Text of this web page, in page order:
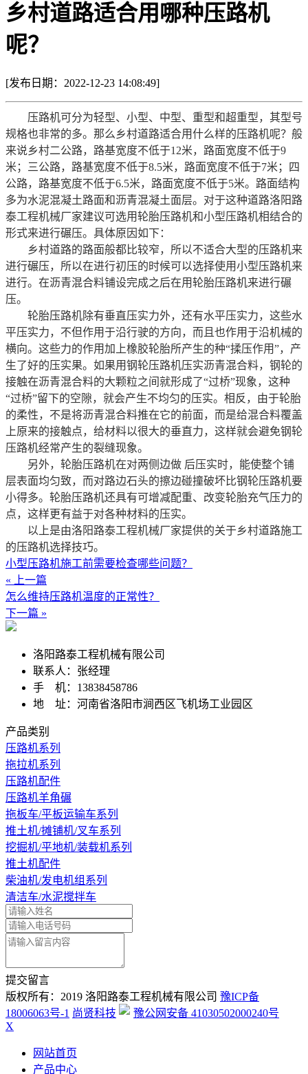
乡村道路适合用哪种压路机
呢？
[发布日期：2022-12-23 14:08:49]
压路机可分为轻型、小型、中型、重型和超重型，其型号
规格也非常的多。那么乡村道路适合用什么样的压路机呢？般
来说乡村二公路，路基宽度不低于12米，路面宽度不低于9
米；三公路，路基宽度不低于8.5米，路面宽度不低于7米；四
公路，路基宽度不低于6.5米，路面宽度不低于5米。路面结构
多为水泥混凝土路面和沥青混凝土面层。对于这种道路洛阳路
泰工程机械厂家建议可选用轮胎压路机和小型压路机相结合的
形式来进行碾压。具体原因如下：
乡村道路的路面般都比较窄，所以不适合大型的压路机来
进行碾压，所以在进行初压的时候可以选择使用小型压路机来
进行。在沥青混合料铺设完成之后在用轮胎压路机来进行碾
压。
轮胎压路机除有垂直压实力外，还有水平压实力，这些水
平压实力，不但作用于沿行驶的方向，而且也作用于沿机械的
横向。这些力的作用加上橡胶轮胎所产生的种“揉压作用”，产
生了好的压实果。如果用钢轮压路机压实沥青混合料，钢轮的
接触在沥青混合料的大颗粒之间就形成了“过桥”现象，这种
“过桥”留下的空隙，就会产生不均匀的压实。相反，由于轮胎
的柔性，不是将沥青混合料推在它的前面，而是给混合料覆盖
上原来的接触点，给材料以很大的垂直力，这样就会避免钢轮
压路机经常产生的裂缝现象。
另外，轮胎压路机在对两侧边做 后压实时，能使整个铺
层表面均匀致，而对路边石头的擦边碰撞破坏比钢轮压路机要
小得多。轮胎压路机还具有可增减配重、改变轮胎充气压力的
点，这样更有益于对各种材料的压实。
以上是由洛阳路泰工程机械厂家提供的关于乡村道路施工
的压路机选择技巧。
小型压路机施工前需要检查哪些问题？
« 上一篇
怎么维持压路机温度的正常性？
下一篇 »
洛阳路泰工程机械有限公司
联系人：张经理
手 机：13838458786
地 址：河南省洛阳市涧西区飞机场工业园区
产品类别
压路机系列
拖拉机系列
压路机配件
压路机羊角碾
拖板车/平板运输车系列
推土机/摊铺机/叉车系列
挖掘机/平地机/装载机系列
推土机配件
柴油机/发电机组系列
清洁车/水泥搅拌车
提交留言
版权所有：2019 洛阳路泰工程机械有限公司 豫ICP备
18006063号-1 尚贤科技
豫公网安备 41030502000240号
X
网站首页
产品中心